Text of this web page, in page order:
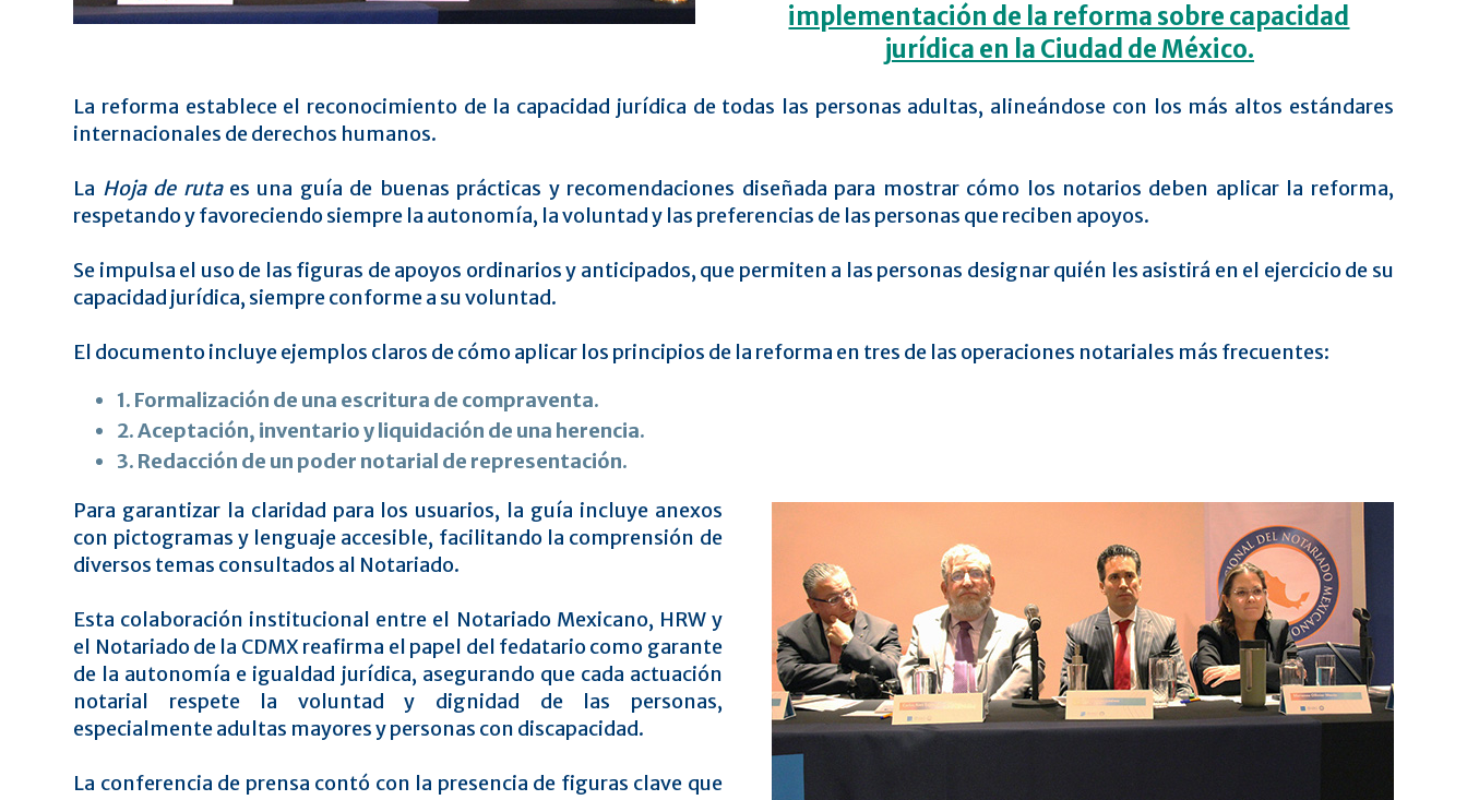
implementación de la reforma sobre capacidad
jurídica en la Ciudad de México.
La reforma establece el reconocimiento de la capacidad jurídica de todas las personas adultas, alineándose con los más altos estándares
internacionales de derechos humanos.
La Hoja de rutaes una guía de buenas prácticas y recomendaciones diseñada para mostrar cómo los notarios deben aplicar la reforma,
respetando y favoreciendo siempre la autonomía, la voluntad y las preferencias de las personas que reciben apoyos.
Se impulsa el uso de las figuras de apoyos ordinarios y anticipados, que permiten a las personas designar quién les asistirá en el ejercicio de su
capacidad jurídica, siempre conforme a su voluntad.
El documento incluye ejemplos claros de cómo aplicar los principios de la reforma en tres de las operaciones notariales más frecuentes:
1. Formalización de una escritura de compraventa.
2. Aceptación, inventario y liquidación de una herencia.
3. Redacción de un poder notarial de representación.
Para garantizar la claridad para los usuarios, la guía incluye anexos
con pictogramas y lenguaje accesible, facilitando la comprensión de
diversos temas consultados al Notariado.
Esta colaboración institucional entre el Notariado Mexicano, HRW y
el Notariado de la CDMX reafirma el papel del fedatario como garante
de la autonomía e igualdad jurídica, asegurando que cada actuación
notarial respete la voluntad y dignidad de las personas,
especialmente adultas mayores y personas con discapacidad.
La conferencia de prensa contó con la presencia de figuras clave que